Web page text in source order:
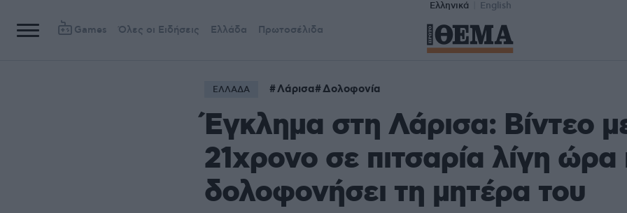
Ελληνικά English
Games Όλες οι Ειδήσεις Ελλάδα Πρωτοσέλιδα
ΕΛΛΑΔΑ Λάρισα Δολοφονία
Έγκλημα στη Λάρισα: Βίντεο
21χρονο σε πιτσαρία λίγη ώρα
δολοφονήσει τη μητέρα του